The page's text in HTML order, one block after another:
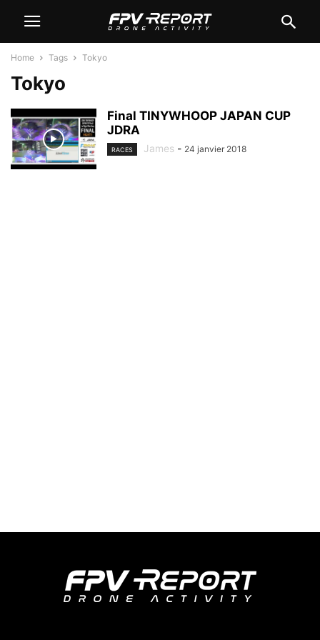
Home Tags Tokyo
Tokyo
Final TINYWHOOP JAPAN CUP
JDRA
RACES James - 24 janvier 2018